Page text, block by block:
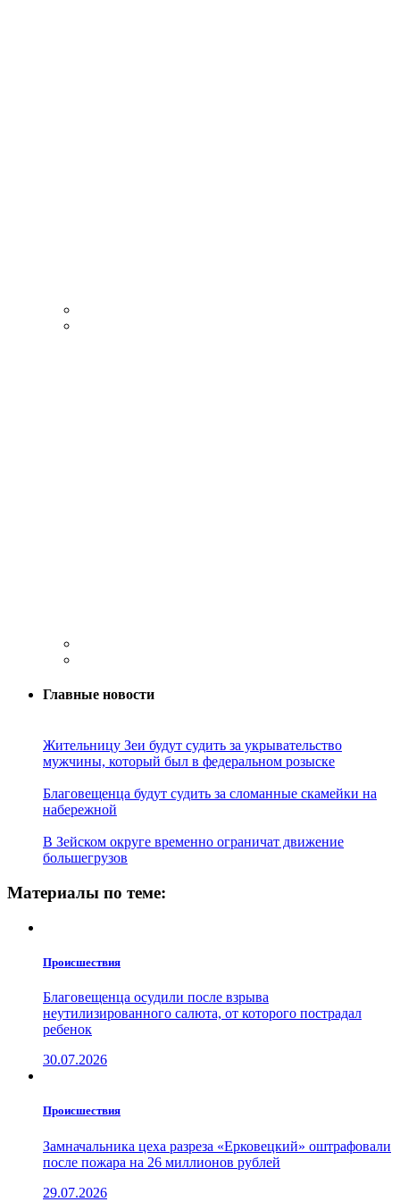
Главные новости
Жительницу Зеи будут судить за укрывательство
мужчины, который был в федеральном розыске
Благовещенца будут судить за сломанные скамейки на
набережной
В Зейском округе временно ограничат движение
большегрузов
Материалы по теме:
Проиcшествия
Благовещенца осудили после взрыва
неутилизированного салюта, от которого пострадал
ребенок
30.07.2026
Проиcшествия
Замначальника цеха разреза «Ерковецкий» оштрафовали
после пожара на 26 миллионов рублей
29.07.2026